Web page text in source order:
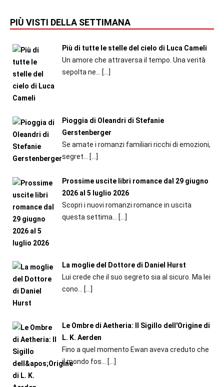
PIÙ VISTI DELLA SETTIMANA
Più di tutte le stelle del cielo di Luca Cameli
Un amore che attraversa il tempo. Una verità
sepolta ne...
[…]
Pioggia di Oleandri di Stefanie
Gerstenberger
Se amate i romanzi familiari ricchi di emozioni,
segret...
[…]
Prossime uscite libri romance dal 29 giugno
2026 al 5 luglio 2026
Scopri i nuovi romanzi romance in uscita
questa settima...
[…]
La moglie del Dottore di Daniel Hurst
Lui crede che il suo segreto sia al sicuro. Ma lei
cono... […]
Le Ombre di Aetheria: Il Sigillo dell'Origine di
L. K. Aerden
Fino a quel momento Ewan aveva creduto che
il mondo fos...
[…]